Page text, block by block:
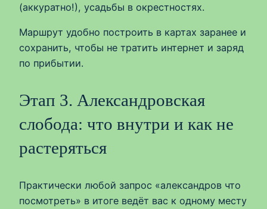
(аккуратно!), усадьбы в окрестностях.
Маршрут удобно построить в картах заранее и
сохранить, чтобы не тратить интернет и заряд
по прибытии.
Этап 3. Александровская
слобода: что внутри и как не
растеряться
Практически любой запрос «александров что
посмотреть» в итоге ведёт вас к одному месту